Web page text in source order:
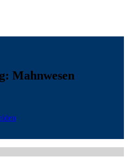
Mahnwesen